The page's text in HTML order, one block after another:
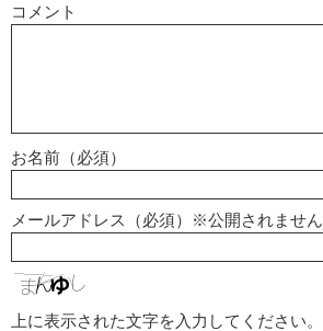
コメント
お名前（必須）
メールアドレス（必須）※公開されません
上に表示された文字を入力してください。